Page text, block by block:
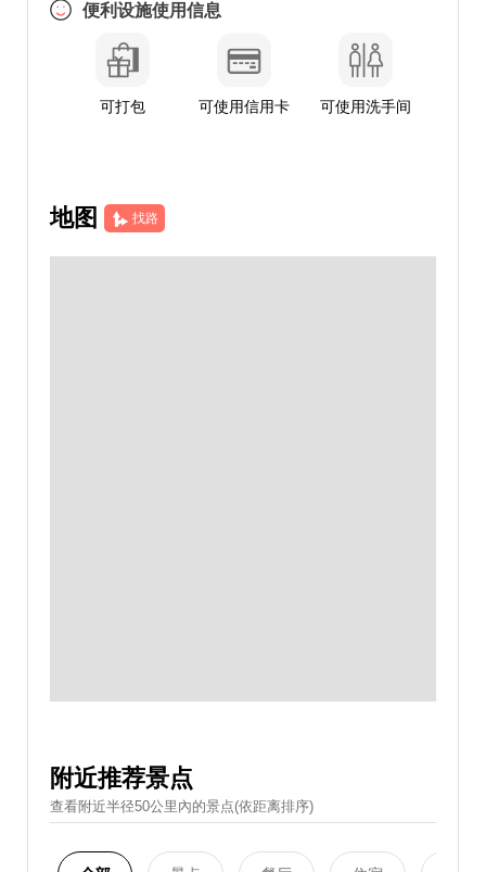
便利设施使用信息
可打包 可使用信用卡 可使用洗手间
地图 找路
附近推荐景点
查看附近半径50公里內的景点(依距离排序)